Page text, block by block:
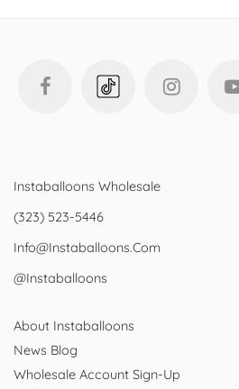
Instaballoons Wholesale
(323) 523-5446
Info@instaballoons.com
@instaballoons
About Instaballoons
News Blog
Wholesale Account Sign-Up